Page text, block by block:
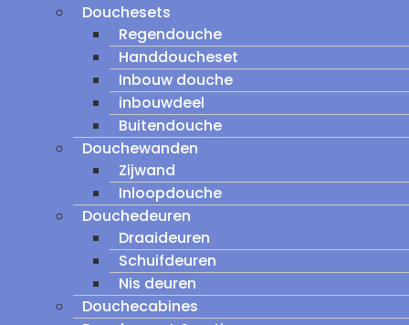
Douchesets
Regendouche
Handdoucheset
Inbouw douche
inbouwdeel
Buitendouche
Douchewanden
Zijwand
Inloopdouche
Douchedeuren
Draaideuren
Schuifdeuren
Nis deuren
Douchecabines